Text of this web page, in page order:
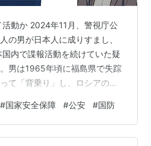
動か 2024年11月、警視庁公
の男が日本人に成りすまし、
内で諜報活動を続けていた疑
男は1965年頃に福島県で失踪
て「背乗り」し、ロシアの対
安部の捜査によれば、男は
ての身分で東京都内の貿易会
しながら、政治、経済、軍事
#国家安全保障 #公安 #国防